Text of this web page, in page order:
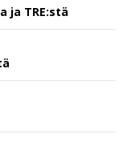
ja TRE:stä